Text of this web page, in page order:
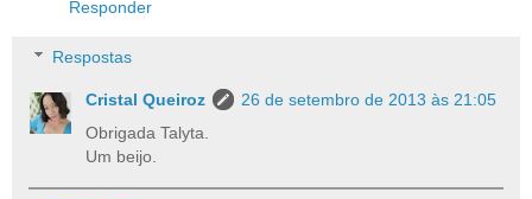
Responder
Respostas
Cristal Queiroz
26 de setembro de 2013 às 21:05
Obrigada Talyta.
Um beijo.